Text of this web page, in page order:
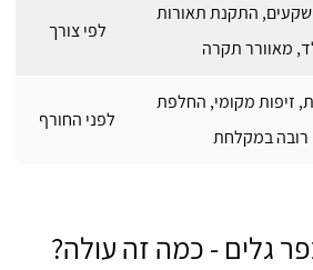
התקנת תאורות
מאוורר תקרה
לפי צורך
זיפות מקומי, החלפת
רובה במקלחת
לפני החורף
גלים - כמה זה עולה?